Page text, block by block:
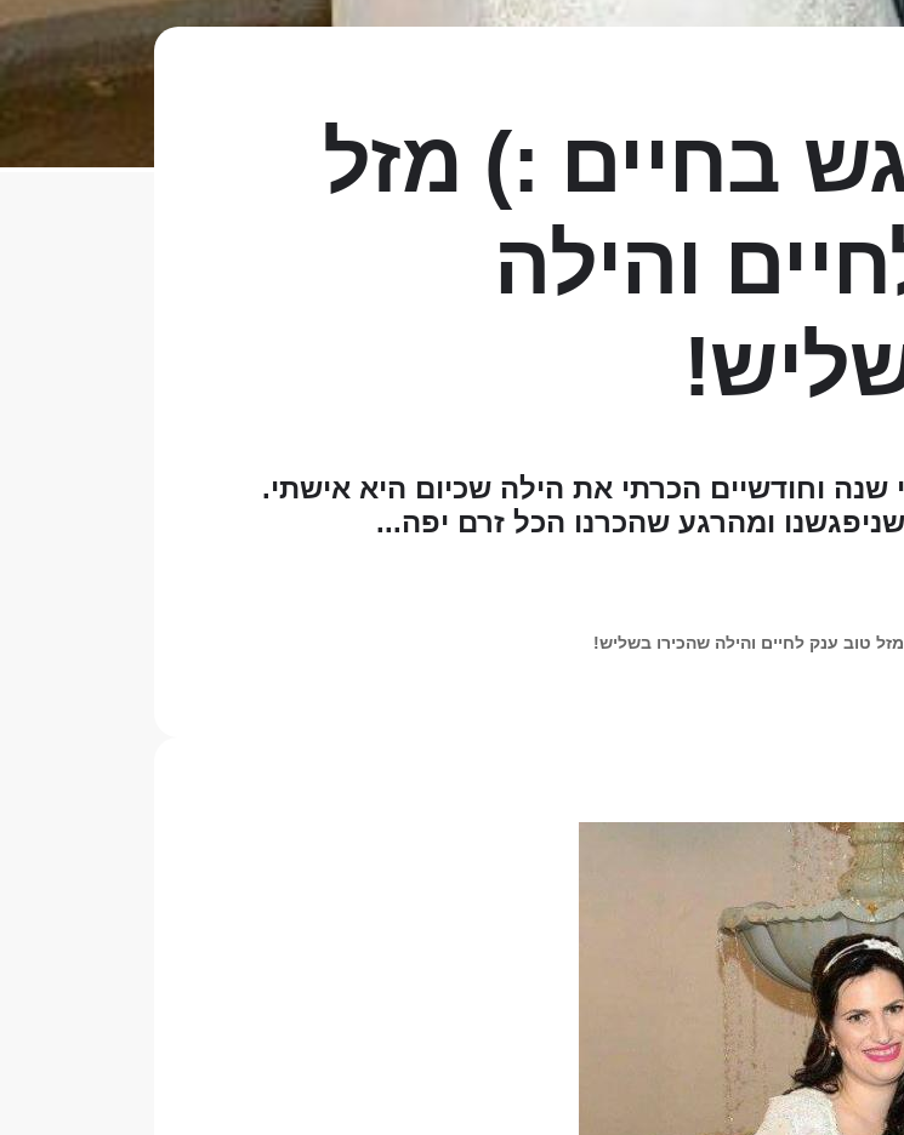
בחיים :) מזל
והילה
וחודשיים הכרתי את הילה שכיום היא אישתי.
ומהרגע שהכרנו הכל זרם יפה...
טוב ענק לחיים והילה שהכירו בשליש!